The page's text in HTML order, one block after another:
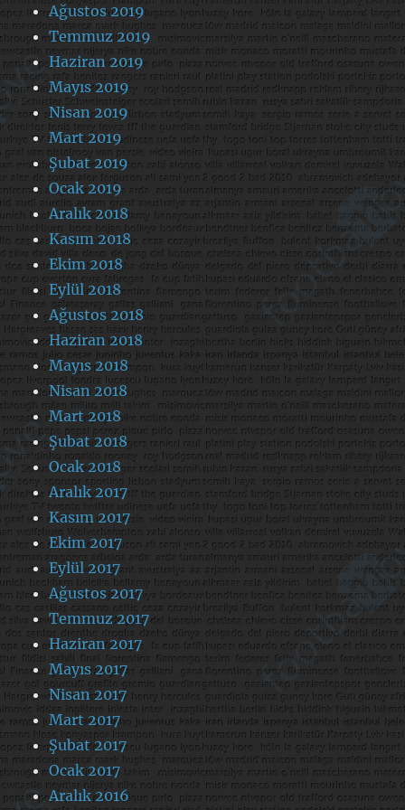
Ağustos 2019
Temmuz 2019
Haziran 2019
Mayıs 2019
Nisan 2019
Mart 2019
Şubat 2019
Ocak 2019
Aralık 2018
Kasım 2018
Ekim 2018
Eylül 2018
Ağustos 2018
Haziran 2018
Mayıs 2018
Nisan 2018
Mart 2018
Şubat 2018
Ocak 2018
Aralık 2017
Kasım 2017
Ekim 2017
Eylül 2017
Ağustos 2017
Temmuz 2017
Haziran 2017
Mayıs 2017
Nisan 2017
Mart 2017
Şubat 2017
Ocak 2017
Aralık 2016